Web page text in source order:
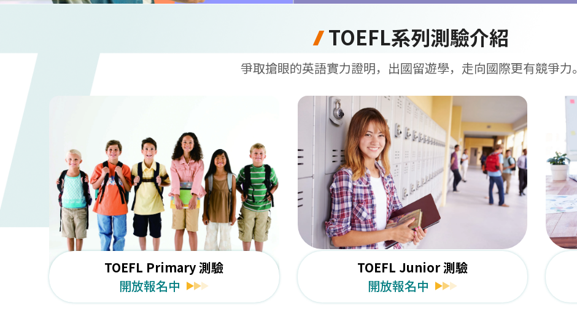
TOEFL系列測驗介紹
爭取搶眼的英語實力證明，出國留遊學，走向國際更有競爭力。
TOEFL Primary 測驗
開放報名中
TOEFL Junior 測驗
開放報名中